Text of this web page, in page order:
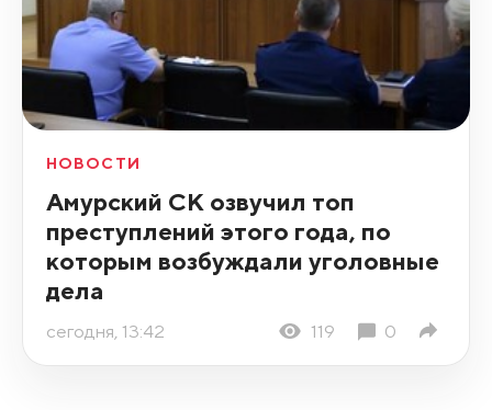
НОВОСТИ
Амурский СК озвучил топ
преступлений этого года, по
которым возбуждали уголовные
дела
сегодня, 13:42 119 0